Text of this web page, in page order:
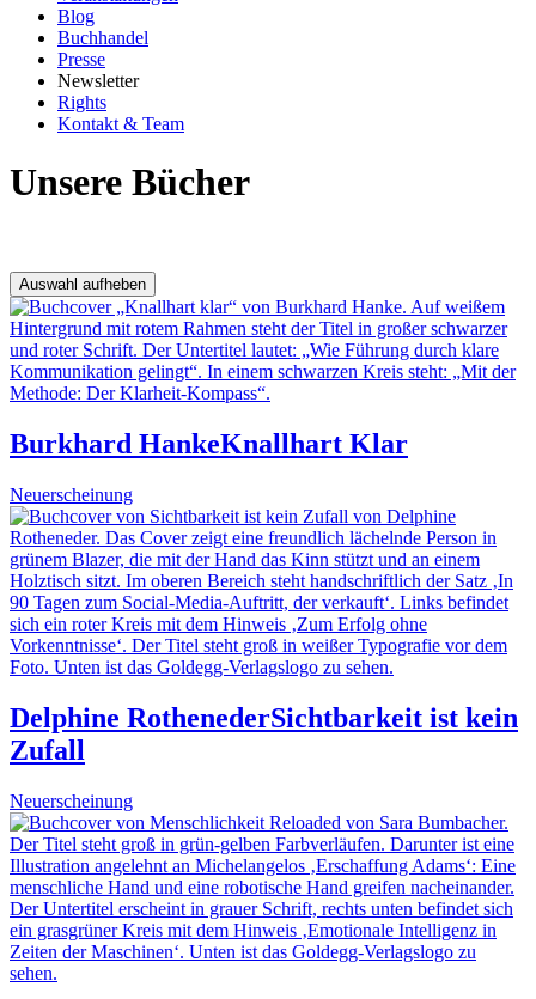
Blog
Buchhandel
Presse
Newsletter
Rights
Kontakt & Team
Unsere Bücher
Ergebnisfilter
Auswahl aufheben
Burkhard HankeKnallhart Klar
Neuerscheinung
Delphine RothenederSichtbarkeit ist kein
Zufall
Neuerscheinung